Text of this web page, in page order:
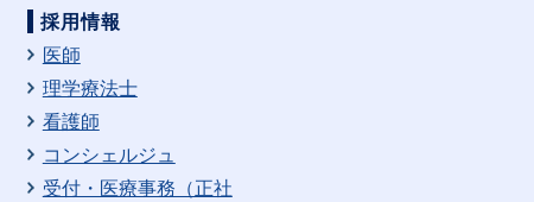
採用情報
医師
理学療法士
看護師
コンシェルジュ
受付・医療事務（正社